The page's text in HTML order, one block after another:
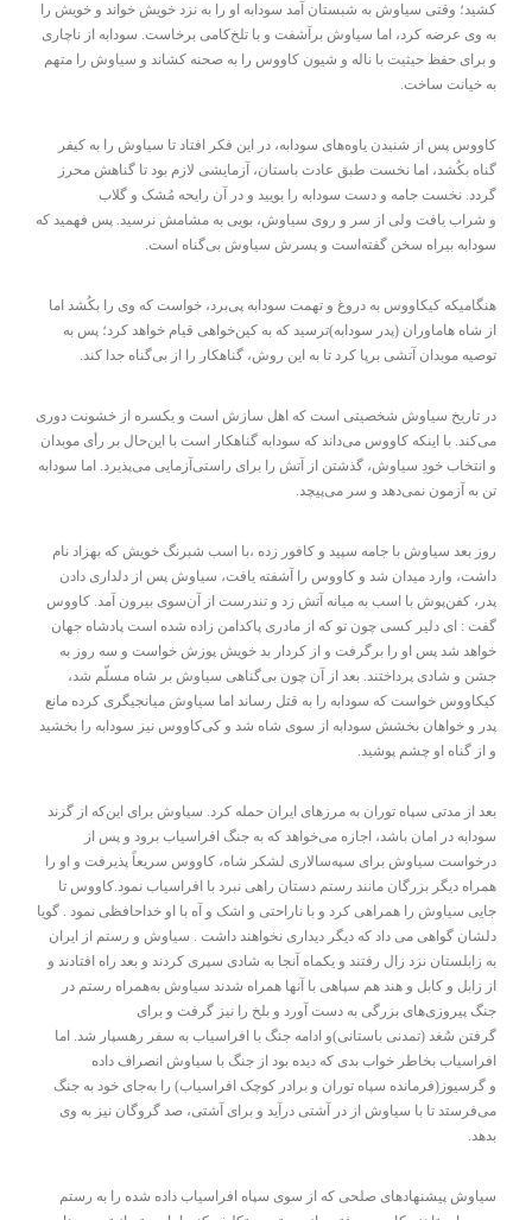
کشید؛ وقتی سیاوش به شبستان آمد سودابه او را به نزد خویش خواند و خویش را
به وی عرضه کرد، اما سیاوش برآشفت و با تلخ‌کامی برخاست. سودابه از ناچاری
و برای حفظ حیثیت با ناله و شیون کاووس را به صحنه کشاند و سیاوش را متهم
به خیانت ساخت.
کاووس پس از شنیدن یاوه‌های سودابه، در این فکر افتاد تا سیاوش را به کیفر
گناه بکُشد، اما نخست طبق عادت باستان، آزمایشی لازم بود تا گناهش محرز
گردد. نخست جامه و دست سودابه را بویید و در آن رایحه مُشک و گلاب
و شراب یافت ولی از سر و روی سیاوش، بویی به مشامش نرسید. پس فهمید که
سودابه بیراه سخن گفته‌است و پسرش سیاوش بی‌گناه است.
هنگامیکه کیکاووس به دروغ و تهمت سودابه پی‌برد، خواست که وی را بکُشد اما
از شاه هاماوران (پدر سودابه)ترسید که به کین‌خواهی قیام خواهد کرد؛ پس به
توصیه موبدان آتشی برپا کرد تا به این روش، گناهکار را از بی‌گناه جدا کند.
در تاریخ سیاوش شخصیتی است که اهل سازش است و یکسره از خشونت دوری
می‌کند. با اینکه کاووس می‌داند که سودابه گناهکار است با این‌حال بر رأی موبدان
و انتخاب خودِ سیاوش، گذشتن از آتش را برای راستی‌آزمایی می‌پذیرد. اما سودابه
تن به آزمون نمی‌دهد و سر می‌پیچد.
روز بعد سیاوش با جامه سپید و کافور زده ،با اسب شبرنگ خویش که بهزاد نام
داشت، وارد میدان شد و کاووس را آشفته یافت، سیاوش پس از دلداری دادن
پدر، کفن‌پوش با اسب به میانه آتش زد و تندرست از آن‌سوی بیرون آمد. کاووس
گفت : ای دلیر کسی چون تو که از مادری پاکدامن زاده شده است پادشاه جهان
خواهد شد پس او را برگرفت و از کردار بد خویش پوزش خواست و سه روز به
جشن و شادی پرداختند. بعد از آن چون بی‌گناهی سیاوش بر شاه مسلّم شد،
کیکاووس خواست که سودابه را به قتل رساند اما سیاوش میانجیگری کرده مانع
پدر و خواهان بخشش سودابه از سوی شاه شد و کی‌کاووس نیز سودابه را بخشید
و از گناه او چشم پوشید.
بعد از مدتی سپاه توران به مرزهای ایران حمله کرد. سیاوش برای این‌که از گزند
سودابه در امان باشد، اجازه می‌خواهد که به جنگ افراسیاب برود و پس از
درخواست سیاوش برای سپه‌سالاری لشکر شاه، کاووس سریعاً پذیرفت و او را
همراه دیگر بزرگان مانند رستم دستان راهی نبرد با افراسیاب نمود.کاووس تا
جایی سیاوش را همراهی کرد و با ناراحتی و اشک و آه با او خداحافظی نمود . گویا
دلشان گواهی می داد که دیگر دیداری نخواهند داشت . سیاوش و رستم از ایران
به زابلستان نزد زال رفتند و یکماه آنجا به شادی سپری کردند و بعد راه افتادند و
از زابل و کابل و هند هم سپاهی با آنها همراه شدند سیاوش به‌همراه رستم در
جنگ پیروزی‌های بزرگی به دست آورد و بلخ را نیز گرفت و برای
گرفتن سُغد (تمدنی باستانی)و ادامه جنگ با افراسیاب به سفر رهسپار شد. اما
افراسیاب بخاطر خواب بدی که دیده بود از جنگ با سیاوش انصراف داده
و گرسیوز(فرمانده سپاه توران و برادر کوچک‌ افراسیاب) را به‌جای خود به جنگ
می‌فرستد تا با سیاوش از در آشتی درآید و برای آشتی، صد گروگان نیز به وی
بدهد.
سیاوش پیشنهادهای صلحی که از سوی سپاه افراسیاب داده شده را به رستم